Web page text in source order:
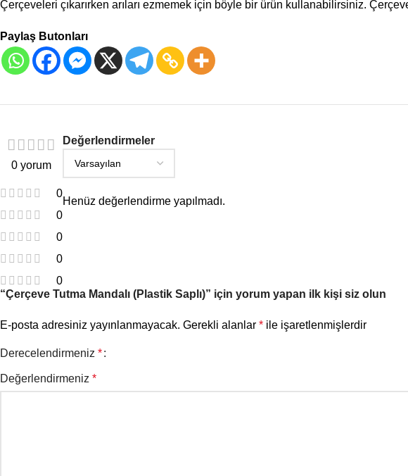
Çerçeveleri çıkarırken arıları ezmemek için böyle bir ürün kullanabilirsiniz.
Paylaş Butonları
0 yorum
0
0
0
0
0
Değerlendirmeler
Henüz değerlendirme yapılmadı.
“Çerçeve Tutma Mandalı (Plastik Saplı)” için yorum yapan ilk kişi siz olun
E-posta adresiniz yayınlanmayacak. Gerekli alanlar * ile işaretlenmişlerdir
Derecelendirmeniz *
Değerlendirmeniz *